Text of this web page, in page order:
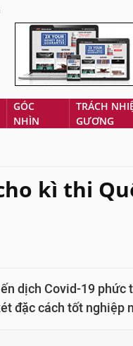
GÓC
NHÌN
TRÁCH
GƯƠNG
kì thi
dịch Covid-19 phức
đặc cách tốt nghiệp